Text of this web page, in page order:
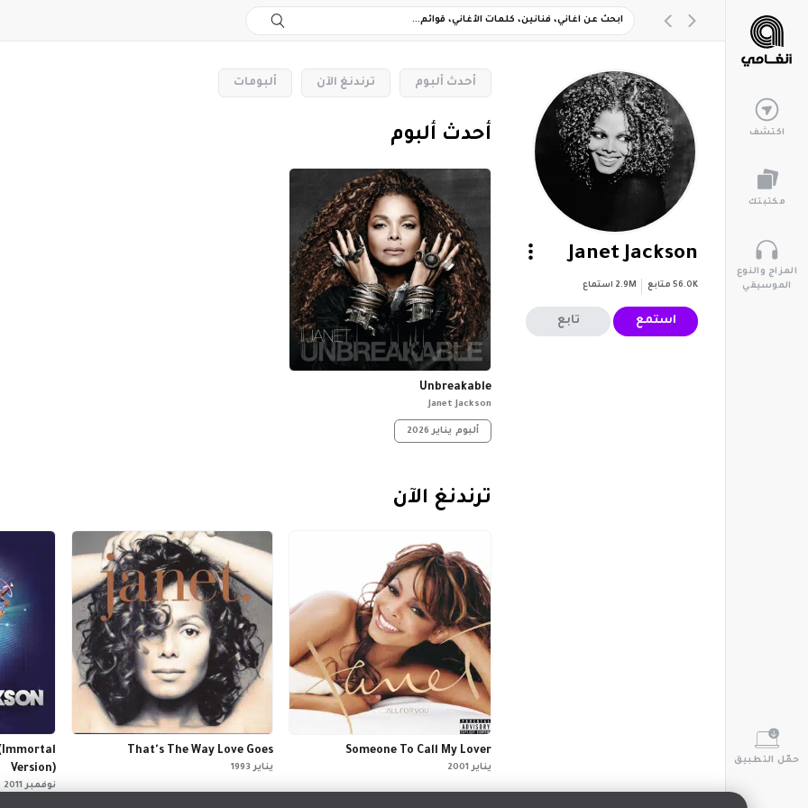
اكتشف
مكتبتك
المزاج والنوع
الموسيقي
حمّل التطبيق
Janet Jackson
56.0K متابع 2.9M استماع
استمع تابع
‏أحدث ألبوم ‏ترندنغ الآن ‏ألبومات
‏أحدث ألبوم
Unbreakable
Janet Jackson
ألبوم يناير 2026
‏ترندنغ الآن
Someone To Call My Lover
يناير 2001
That's The Way Love Goes
يناير 1993
Version)
نوفمبر 2011